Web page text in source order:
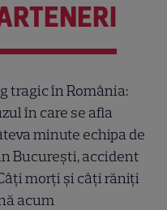
tragic în România:
în care se afla
minute echipa de
București, accident
morți și câți răniți
acum